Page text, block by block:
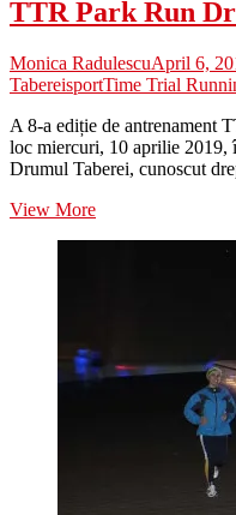
TTR Park Run
Monica RadulescuApril 6,
TabereisportTime Trial
A 8-a ediție de antrenament
loc miercuri, 10 aprilie 2019,
Drumul Taberei, cunoscut
View MoreTTR